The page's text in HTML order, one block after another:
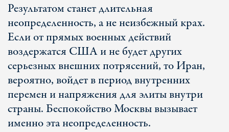
Результатом станет длительная
неопределенность, а не неизбежный крах.
Если от прямых военных действий
воздержатся США и не будет других
серьезных внешних потрясений, то Иран,
вероятно, войдет в период внутренних
перемен и напряжения для элиты внутри
страны. Беспокойство Москвы вызывает
именно эта неопределенность.